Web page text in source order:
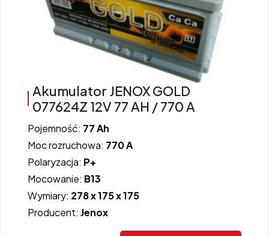
Akumulator JENOX GOLD
077624Z 12V 77 AH / 770 A
Pojemność: 77 Ah
Moc rozruchowa: 770 A
Polaryzacja: P+
Mocowanie: B13
Wymiary: 278 x 175 x 175
Producent: Jenox